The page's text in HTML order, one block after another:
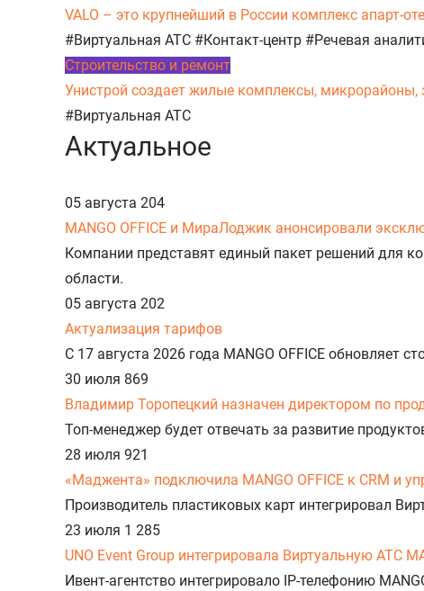
VALO – это крупнейший в России комплекс апарт-
#Виртуальная АТС #Контакт-центр #Речевая
Строительство и ремонт
Унистрой создает жилые комплексы, микрорайоны,
#Виртуальная АТС
Актуальное
05 августа 204
MANGO OFFICE и МираЛоджик анонсировали
Компании представят единый пакет решений для
области.
05 августа 202
Актуализация тарифов
С 17 августа 2026 года MANGO OFFICE обновляет
30 июля 869
Владимир Торопецкий назначен директором по
Топ-менеджер будет отвечать за развитие
28 июля 921
«Маджента» подключила MANGO OFFICE к CRM и
Производитель пластиковых карт интегрировал
23 июля 1 285
UNO Event Group интегрировала Виртуальную АТС
Ивент-агентство интегрировало IP-телефонию